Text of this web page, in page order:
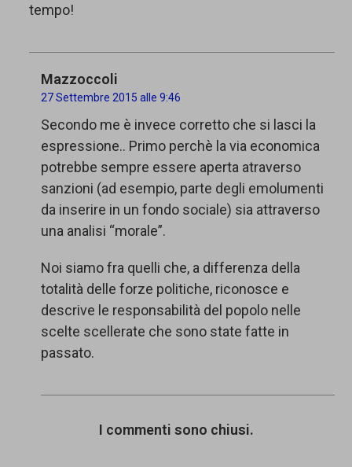
tempo!
Mazzoccoli
27 Settembre 2015 alle 9:46
Secondo me è invece corretto che si lasci la
espressione.. Primo perchè la via economica
potrebbe sempre essere aperta atraverso
sanzioni (ad esempio, parte degli emolumenti
da inserire in un fondo sociale) sia attraverso
una analisi “morale”.
Noi siamo fra quelli che, a differenza della
totalità delle forze politiche, riconosce e
descrive le responsabilità del popolo nelle
scelte scellerate che sono state fatte in
passato.
I commenti sono chiusi.